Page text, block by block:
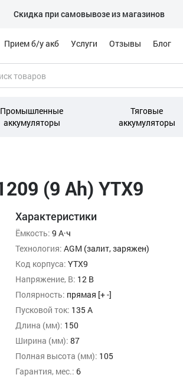
Скидка при самовывозе из магазинов
Прием б/у акб Услуги Отзывы Блог
Промышленные
аккумуляторы
Тяговые
аккумуляторы
(9 Ah) YTX9
Характеристики
Ёмкость: 9 А·ч
Технология: AGM (залит, заряжен)
Код корпуса: YTX9
Напряжение, В: 12 В
Полярность: прямая [+ -]
Пусковой ток: 135 А
Длина (мм): 150
Ширина (мм): 87
Полная высота (мм): 105
Гарантия, мес.: 6